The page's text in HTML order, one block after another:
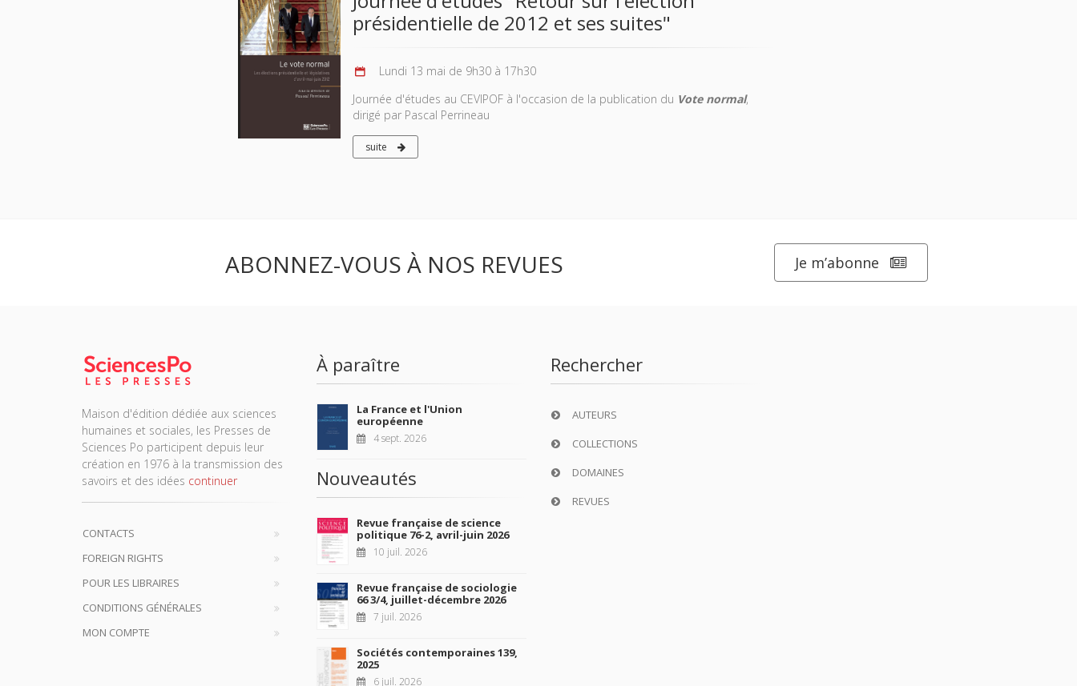
présidentielle de 2012 et ses suites"
Lundi 13 mai de 9h30 à 17h30
Journée d'études au CEVIPOF à l'occasion de la publication du Vote normal,
dirigé par Pascal Perrineau
suite
ABONNEZ-VOUS À NOS REVUES Je m’abonne
Maison d'édition dédiée aux sciences
humaines et sociales, les Presses de
Sciences Po participent depuis leur
création en 1976 à la transmission des
savoirs et des idées continuer
CONTACTS
FOREIGN RIGHTS
POUR LES LIBRAIRES
CONDITIONS GÉNÉRALES
MON COMPTE
À paraître
La France et l'Union
européenne
4 sept. 2026
Nouveautés
Revue française de science
politique 76-2, avril-juin 2026
10 juil. 2026
Revue française de sociologie
66 3/4, juillet-décembre 2026
7 juil. 2026
Sociétés contemporaines 139,
2025
6 juil. 2026
Rechercher
AUTEURS
COLLECTIONS
DOMAINES
REVUES